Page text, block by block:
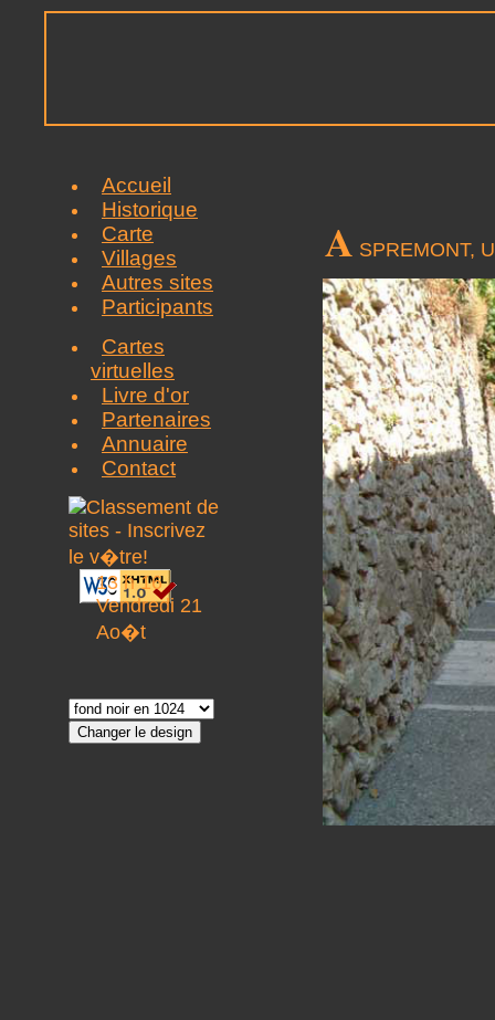
Accueil
Historique
Carte
Villages
Autres sites
Participants
Cartes
virtuelles
Livre d'or
Partenaires
Annuaire
Contact
13 h 16
Vendredi 21
Ao�t
A SPREMONT,